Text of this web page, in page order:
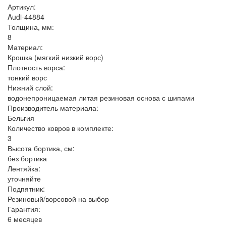
Артикул:
Audi-44884
Толщина, мм:
8
Материал:
Крошка (мягкий низкий ворс)
Плотность ворса:
тонкий ворс
Нижний слой:
водонепроницаемая литая резиновая основа с шипами
Производитель материала:
Бельгия
Количество ковров в комплекте:
3
Высота бортика, см:
без бортика
Лентяйка:
уточняйте
Подпятник:
Резиновый/ворсовой на выбор
Гарантия:
6 месяцев